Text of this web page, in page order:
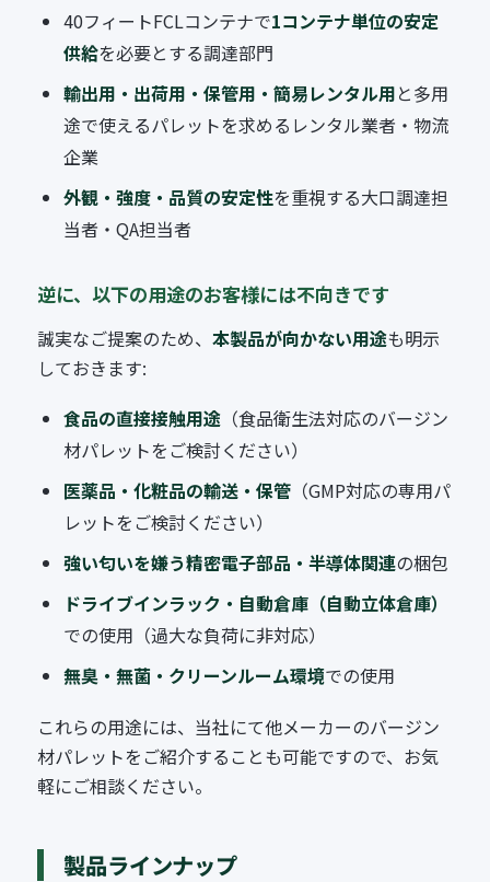
40フィートFCLコンテナで1コンテナ単位の安定
供給を必要とする調達部門
輸出用・出荷用・保管用・簡易レンタル用と多用
途で使えるパレットを求めるレンタル業者・物流
企業
外観・強度・品質の安定性を重視する大口調達担
当者・QA担当者
逆に、以下の用途のお客様には不向きです
誠実なご提案のため、 本製品が向かない用途も明示
しておきます:
食品の直接接触用途 （食品衛生法対応のバージン
材パレットをご検討ください）
医薬品・化粧品の輸送・保管 （GMP対応の専用パ
レットをご検討ください）
強い匂いを嫌う精密電子部品・半導体関連の梱包
ドライブインラック・自動倉庫（自動立体倉庫）
での使用（過大な負荷に非対応）
無臭・無菌・クリーンルーム環境での使用
これらの用途には、当社にて他メーカーのバージン
材パレットをご紹介することも可能ですので、お気
軽にご相談ください。
製品ラインナップ